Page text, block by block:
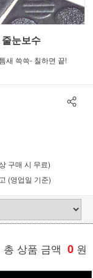
눈보수
새 쓱쓱- 칠하면 끝!
구매 시 무료)
(영업일 기준)
총 상품 금액 0 원